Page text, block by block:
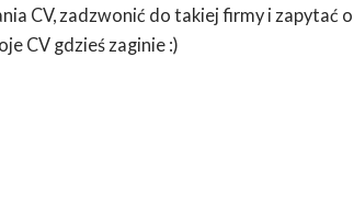
CV, zadzwonić do takiej firmy i zapytać o
CV gdzieś zaginie :)